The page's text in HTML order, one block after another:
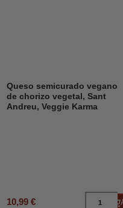
Queso semicurado vegano
de chorizo vegetal, Sant
Andreu, Veggie Karma
10,99 €